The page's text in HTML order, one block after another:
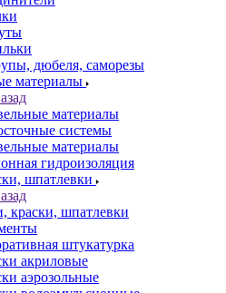
дюбеля, саморезы
материалы
материалы
системы
материалы
гидроизоляция
шпатлевки
краски, шпатлевки
штукатурка
акриловые
аэрозольные